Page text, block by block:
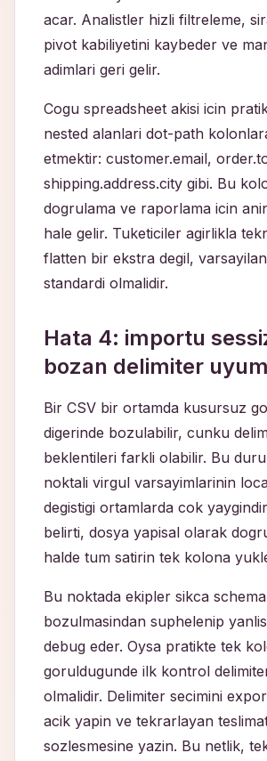
acar. Analistler hizli filtreleme,
pivot kabiliyetini kaybeder ve
adimlari geri gelir.
Cogu spreadsheet akisi icin
nested alanlari dot-path
etmektir: customer.email,
shipping.address.city gibi. Bu
dogrulama ve raporlama icin
hale gelir. Tuketiciler agirlikla
flatten bir ekstra degil,
standardi olmalidir.
Hata 4: importu
bozan delimiter
Bir CSV bir ortamda kusursuz
digerinde bozulabilir, cunku
beklentileri farkli olabilir. Bu
noktali virgul varsayimlarinin
degistigi ortamlarda cok
belirti, dosya yapisal olarak
halde tum satirin tek kolona
Bu noktada ekipler sikca schema
bozulmasindan suphelenip
debug eder. Oysa pratikte tek
goruldugunde ilk kontrol
olmalidir. Delimiter secimini
acik yapin ve tekrarlayan
sozlesmesine yazin. Bu netlik,